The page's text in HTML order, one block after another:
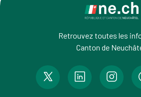
Retrouvez toutes les
Canton de